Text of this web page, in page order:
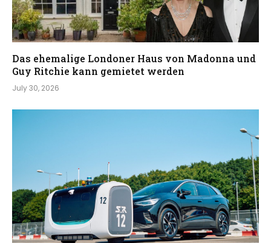
Das ehemalige Londoner Haus von Madonna und
Guy Ritchie kann gemietet werden
July 30, 2026